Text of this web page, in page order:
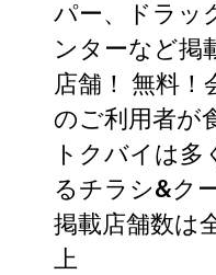
パー、ドラッ
ンターなど
店舗！ 無料！
のご利用者が
トクバイは
るチラシ&ク
掲載店舗数は
上